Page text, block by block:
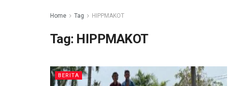
Home Tag HIPPMAKOT
Tag: HIPPMAKOT
BERITA